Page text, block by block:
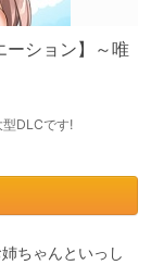
ーション】～唯
型DLCです!
ちゃんといっし